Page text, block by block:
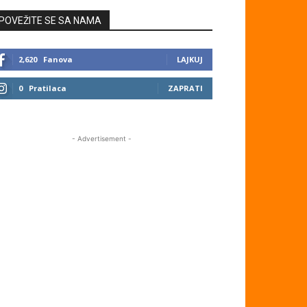
SE SA NAMA
2,620 Fanova LAJKUJ
0 Pratilaca ZAPRATI
- Advertisement -